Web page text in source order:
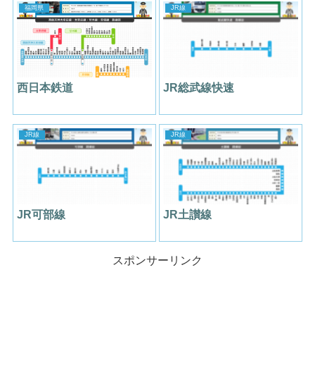
福岡県
西日本鉄道
JR線
JR総武線快速
JR線
JR可部線
JR線
JR土讃線
スポンサーリンク